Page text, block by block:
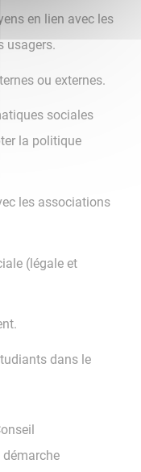
en lien avec les
usagers.
ou externes.
sociales
la politique
les associations
(légale et
dans le
démarche